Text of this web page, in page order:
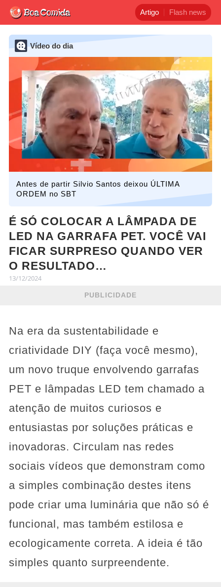
Artigo Flash news
Vídeo do dia
Antes de partir Silvio Santos deixou ÚLTIMA
ORDEM no SBT
É SÓ COLOCAR A LÂMPADA DE
LED NA GARRAFA PET. VOCÊ VAI
FICAR SURPRESO QUANDO VER
O RESULTADO…
13/12/2024
PUBLICIDADE
Na era da sustentabilidade e
criatividade DIY (faça você mesmo),
um novo truque envolvendo garrafas
PET e lâmpadas LED tem chamado a
atenção de muitos curiosos e
entusiastas por soluções práticas e
inovadoras. Circulam nas redes
sociais vídeos que demonstram como
a simples combinação destes itens
pode criar uma luminária que não só é
funcional, mas também estilosa e
ecologicamente correta. A ideia é tão
simples quanto surpreendente.